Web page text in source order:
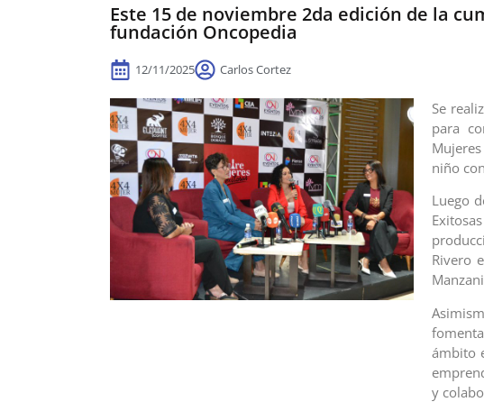
Este 15 de noviembre 2da edición de la
fundación Oncopedia
12/11/2025 Carlos Cortez
Se
para
niño
Luego
Rivero
ámbito
y